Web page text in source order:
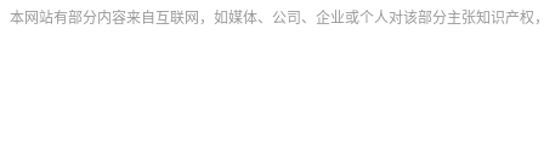
本网站有部分内容来自互联网，如媒体、公司、企业或个人对该部分主张知识产